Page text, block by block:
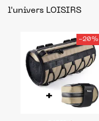
l'univers LOISIRS
-20%